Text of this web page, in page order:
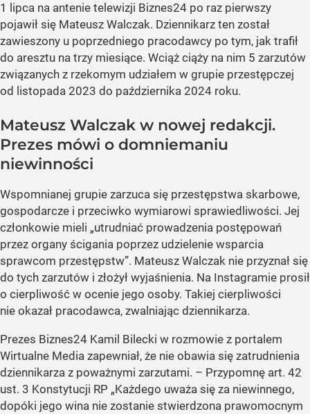
1 lipca na antenie telewizji Biznes24 po raz pierwszy
pojawił się Mateusz Walczak. Dziennikarz ten został
zawieszony u poprzedniego pracodawcy po tym, jak trafił
do aresztu na trzy miesiące. Wciąż ciąży na nim 5 zarzutów
związanych z rzekomym udziałem w grupie przestępczej
od listopada 2023 do października 2024 roku.
Mateusz Walczak w nowej redakcji.
Prezes mówi o domniemaniu
niewinności
Wspomnianej grupie zarzuca się przestępstwa skarbowe,
gospodarcze i przeciwko wymiarowi sprawiedliwości. Jej
członkowie mieli „utrudniać prowadzenia postępowań
przez organy ścigania poprzez udzielenie wsparcia
sprawcom przestępstw”. Mateusz Walczak nie przyznał się
do tych zarzutów i złożył wyjaśnienia. Na Instagramie prosił
o cierpliwość w ocenie jego osoby. Takiej cierpliwości
nie okazał pracodawca, zwalniając dziennikarza.
Prezes Biznes24 Kamil Bilecki w rozmowie z portalem
Wirtualne Media zapewniał, że nie obawia się zatrudnienia
dziennikarza z poważnymi zarzutami. – Przypomnę art. 42
ust. 3 Konstytucji RP „Każdego uważa się za niewinnego,
dopóki jego wina nie zostanie stwierdzona prawomocnym